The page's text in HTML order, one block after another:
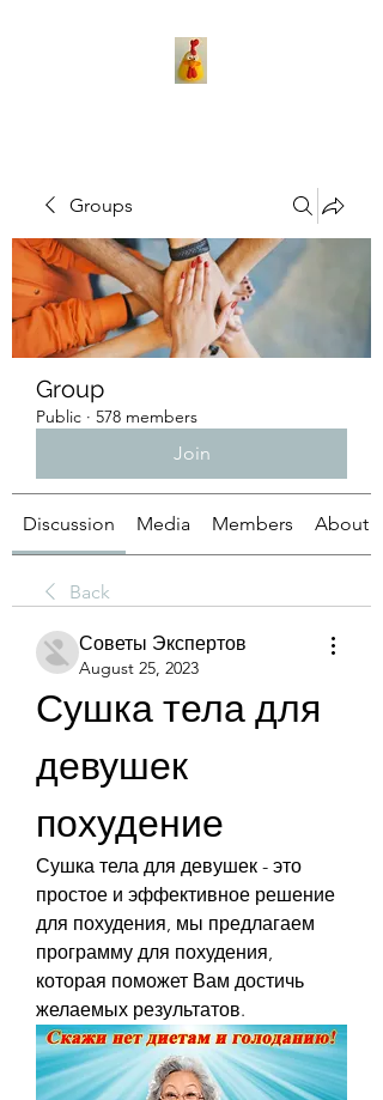
Groups
Group
Public · 578 members
Join
Discussion Media Members About
Back
Советы Экспертов
August 25, 2023
Сушка тела для
девушек
похудение
Сушка тела для девушек - это
простое и эффективное решение
для похудения, мы предлагаем
программу для похудения,
которая поможет Вам достичь
желаемых результатов.